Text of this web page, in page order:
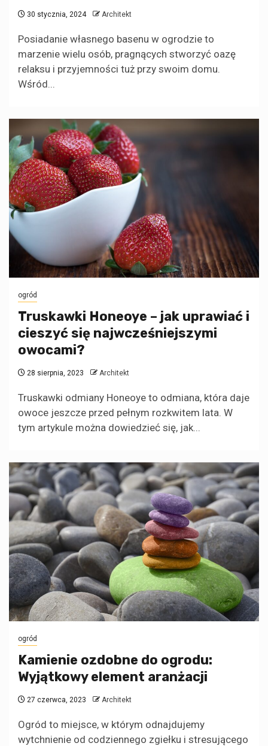
30 stycznia, 2024 Architekt
Posiadanie własnego basenu w ogrodzie to
marzenie wielu osób, pragnących stworzyć oazę
relaksu i przyjemności tuż przy swoim domu.
Wśród...
ogród
Truskawki Honeoye – jak uprawiać i
cieszyć się najwcześniejszymi
owocami?
28 sierpnia, 2023 Architekt
Truskawki odmiany Honeoye to odmiana, która daje
owoce jeszcze przed pełnym rozkwitem lata. W
tym artykule można dowiedzieć się, jak...
ogród
Kamienie ozdobne do ogrodu:
Wyjątkowy element aranżacji
27 czerwca, 2023 Architekt
Ogród to miejsce, w którym odnajdujemy
wytchnienie od codziennego zgiełku i stresującego